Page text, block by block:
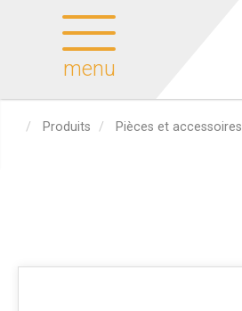
menu
Produits Pièces et accessoires